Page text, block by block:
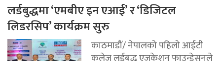
लर्डबुद्धमा ‘एमबीए इन एआई’ र ‘डिजिटल
लिडरसिप’ कार्यक्रम सुरु
काठमाडौं/ नेपालको पहिलो आईटी
कलेज लर्डबुद्ध एजुकेशन फाउन्डेसनले